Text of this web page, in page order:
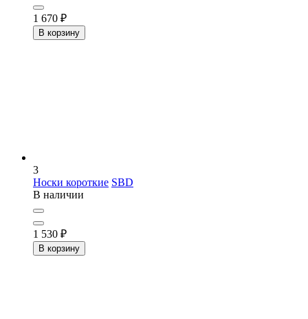
1 670 ₽
В корзину
3
Носки короткие SBD
В наличии
1 530 ₽
В корзину